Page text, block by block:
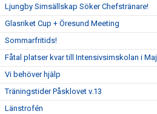
Ljungby Simsällskap Söker Chefstränare!
Glasriket Cup + Öresund Meeting
Sommarfritids!
Fåtal platser kvar till Intensivsimskolan i Maj
Vi behöver hjälp
Träningstider Påsklovet v.13
Länstrofén